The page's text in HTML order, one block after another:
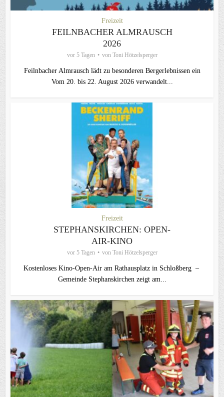
Freizeit
FEILNBACHER ALMRAUSCH
2026
vor 5 Tagen von Toni Hötzelsperger
Feilnbacher Almrausch lädt zu besonderen Bergerlebnissen ein
Vom 20. bis 22. August 2026 verwandelt...
Freizeit
STEPHANSKIRCHEN: OPEN-
AIR-KINO
vor 5 Tagen von Toni Hötzelsperger
Kostenloses Kino-Open-Air am Rathausplatz in Schloßberg –
Gemeinde Stephanskirchen zeigt am...